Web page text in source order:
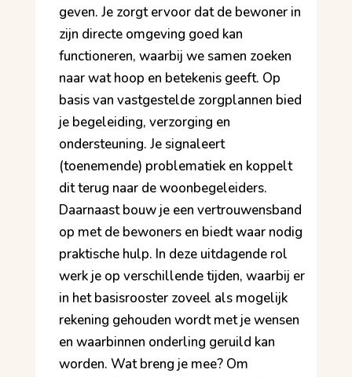
geven. Je zorgt ervoor dat de bewoner in
zijn directe omgeving goed kan
functioneren, waarbij we samen zoeken
naar wat hoop en betekenis geeft. Op
basis van vastgestelde zorgplannen bied
je begeleiding, verzorging en
ondersteuning. Je signaleert
(toenemende) problematiek en koppelt
dit terug naar de woonbegeleiders.
Daarnaast bouw je een vertrouwensband
op met de bewoners en biedt waar nodig
praktische hulp. In deze uitdagende rol
werk je op verschillende tijden, waarbij er
in het basisrooster zoveel als mogelijk
rekening gehouden wordt met je wensen
en waarbinnen onderling geruild kan
worden. Wat breng je mee? Om